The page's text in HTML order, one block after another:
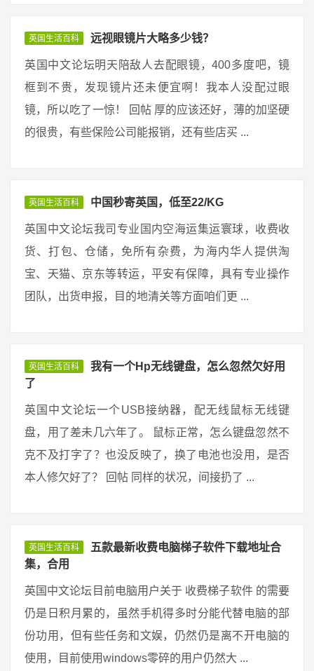
英国生活百科 远视眼镜片大略多少钱？
英国中文论坛明天陪敌人去配眼镜，400多度吧，镜
框到不贵，发现镜片还未便宜啊！我本人没配过眼
镜，所以吃了一惊！ 回帖 厚的应该还好，薄的加坚硬
的很贵，有些保险公司能报销，还有些店买 ...
英国生活百科 中国秒寄英国，低至22/KG
英国中文论坛我司专业国内空海运集运寰球，收费收
货、打包、仓储，免所有杂费，为海内华人提供淘
宝、天猫、京东等转运，平安有保障，具有专业操作
团队，出货申报，目的地清关等方面咱们更 ...
英国生活百科
我有一个Hp无线键盘，怎么忽然欠好用
了
英国中文论坛一个USB接纳器，配无线鼠标无线键
盘，用了差未几六年了。 鼠标正常，怎么键盘忽然不
克不及打字了？也没反映了，换了电池也没用，是否
本人修欠好了？ 回帖 同样的状况，间接扔了 ...
英国生活百科
五款最新收费电脑梯子软件下载地址合
集，合用
英国中文论坛目前电脑用户关于 收费梯子软件 的需要
仍是日积月累的，虽然手机得多时分能代替电脑的部
份功用，但有些任务和文娱，仍然仍是离不开电脑的
使用，目前使用windows零碎的用户仍然大 ...